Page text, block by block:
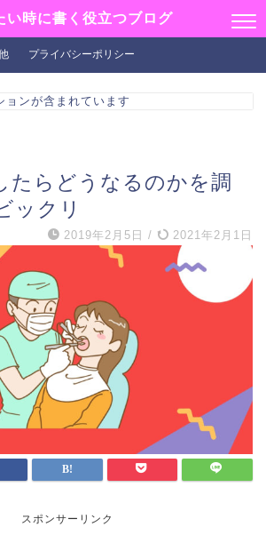
い時に書く役立つブログ
プライバシーポリシー
ョンが含まれています
たらどうなるのかを調
ックリ
2019年2月5日 / 2021年2月1日
スポンサーリンク